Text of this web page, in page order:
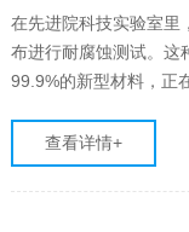
在先进院科技实验室里
布进行耐腐蚀测试。这
99.9%的新型材料，正
电布正以每年35%的
查看详情+